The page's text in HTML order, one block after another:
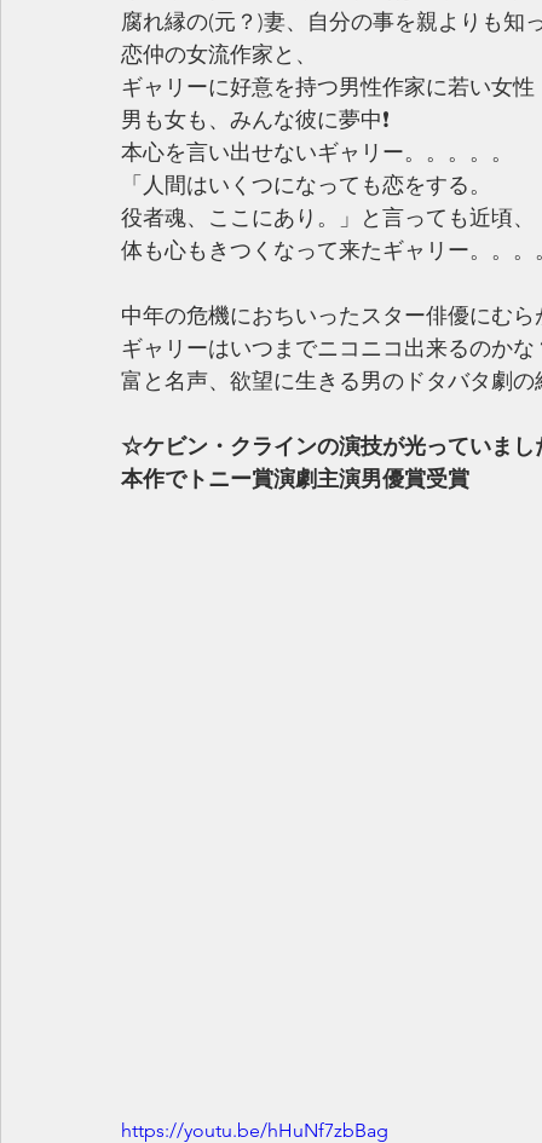
腐れ縁の(元？)妻、自分の事を親よりも知
恋仲の女流作家と、
ギャリーに好意を持つ男性作家に若い女性
男も女も、みんな彼に夢中❗️
本心を言い出せないギャリー。。。。。
「人間はいくつになっても恋をする。
役者魂、ここにあり。」と言っても近頃、
体も心もきつくなって来たギャリー。。。
中年の危機におちいったスター俳優にむ
ギャリーはいつまでニコニコ出来るのかな
富と名声、欲望に生きる男のドタバタ劇
☆ケビン・クラインの演技が光っていまし
本作でトニー賞演劇主演男優賞受賞
https://youtu.be/hHuNf7zbBag